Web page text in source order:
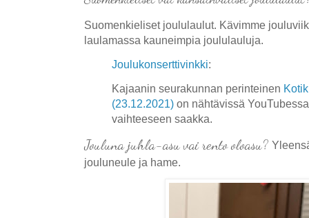
Suomenkieliset joululaulut. Kävimme
laulamassa kauneimpia joululauluja.
Joulukonserttivinkki:
Kajaanin seurakunnan perinteinen
(23.12.2021) on nähtävissä
vaihteeseen saakka.
Jouluna juhla-asu vai rento oloasu?
jouluneule ja hame.